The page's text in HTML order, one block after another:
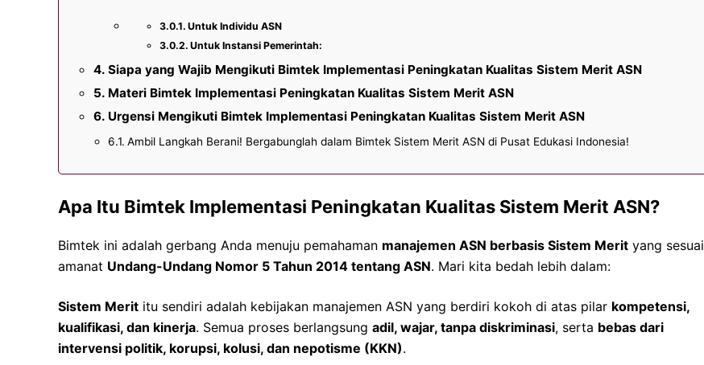
Untuk Individu ASN
Untuk Instansi Pemerintah:
Siapa yang Wajib Mengikuti Bimtek Implementasi Peningkatan Kualitas Sistem Merit ASN
Materi Bimtek Implementasi Peningkatan Kualitas Sistem Merit ASN
Urgensi Mengikuti Bimtek Implementasi Peningkatan Kualitas Sistem Merit ASN
Ambil Langkah Berani! Bergabunglah dalam Bimtek Sistem Merit ASN di Pusat Edukasi Indonesia!
Apa Itu Bimtek Implementasi Peningkatan Kualitas Sistem Merit ASN?
Bimtek ini adalah gerbang Anda menuju pemahaman manajemen ASN berbasis Sistem Merit yang sesuai
amanat Undang-Undang Nomor 5 Tahun 2014 tentang ASN. Mari kita bedah lebih dalam:
Sistem Merit itu sendiri adalah kebijakan manajemen ASN yang berdiri kokoh di atas pilar kompetensi,
kualifikasi, dan kinerja. Semua proses berlangsung adil, wajar, tanpa diskriminasi, serta bebas dari
intervensi politik, korupsi, kolusi, dan nepotisme (KKN).